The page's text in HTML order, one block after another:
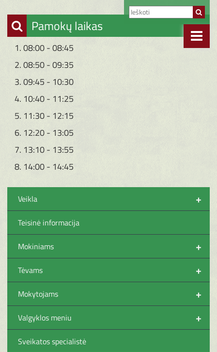
Pamokų laikas
1. 08:00 - 08:45
2. 08:50 - 09:35
3. 09:45 - 10:30
4. 10:40 - 11:25
5. 11:30 - 12:15
6. 12:20 - 13:05
7. 13:10 - 13:55
8. 14:00 - 14:45
+
Veikla
Teisinė informacija
+
Mokiniams
+
Tėvams
+
Mokytojams
+
Valgyklos meniu
Sveikatos specialistė